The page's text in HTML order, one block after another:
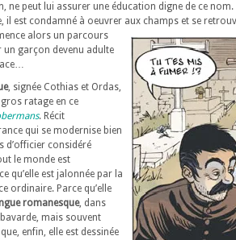
ne peut lui assurer une éducation digne de ce nom.
il est condamné à oeuvrer aux champs et se
alors un parcours
garçon devenu adulte
, signée Cothias et Ordas,
ratage en ce
. Récit
qui se modernise bien
d’officier considéré
le monde est
qu’elle est jalonnée par la
ordinaire. Parce qu’elle
romanesque, dans
mais souvent
enfin, elle est dessinée